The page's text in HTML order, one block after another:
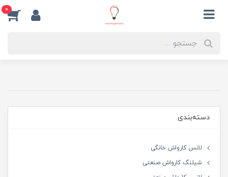
0
دسته‌بندی
لانس کارواش خانگی
شیلنگ کارواش صنعتی